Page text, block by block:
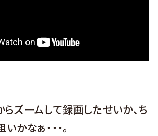
らズームして録画したせいか、ち
かなぁ・・・。